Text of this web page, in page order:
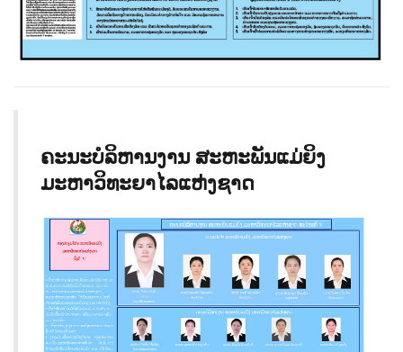
ຄະນະບໍລິຫານງານ ສະຫະພັນແມ່ຍິງ
ມະຫາວິທະຍາໄລແຫ່ງຊາດ